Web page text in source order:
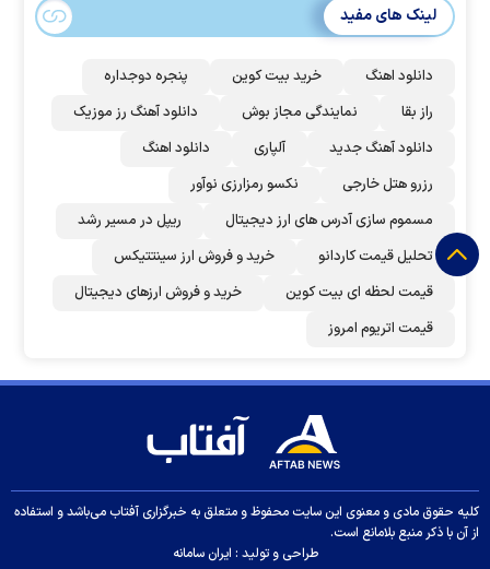
لینک های مفید
دانلود اهنگ خرید بیت کوین
پنجره دوجداره
راز بقا
نمایندگی مجاز بوش
دانلود آهنگ رز‌ موزیک
دانلود آهنگ جدید
آلپاری
دانلود اهنگ
رزرو هتل خارجی
نکسو رمزارزی نوآور
مسموم سازی آدرس های ارز دیجیتال
ریپل در مسیر رشد
تحلیل قیمت کاردانو
خرید و فروش ارز سینتتیکس
قیمت لحظه ای بیت کوین
خرید و فروش ارزهای دیجیتال
قیمت اتریوم امروز
کلیه حقوق مادی و معنوی این سایت محفوظ و متعلق به خبرگزاری آفتاب می‌باشد و استفاده
از آن با ذکر منبع بلامانع است.
طراحی و تولید : ایران سامانه